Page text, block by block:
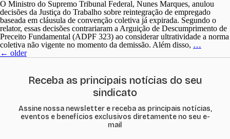
O Ministro do Supremo Tribunal Federal, Nunes Marques, anulou
decisões da Justiça do Trabalho sobre reintegração de empregado
baseada em cláusula de convenção coletiva já expirada. Segundo o
relator, essas decisões contrariaram a Arguição de Descumprimento de
Preceito Fundamental (ADPF 323) ao considerar ultratividade a norma
coletiva não vigente no momento da demissão. Além disso, …
expirada
garante
Navegação
por
← older
Receba as principais notícias do seu
sindicato
Assine nossa newsletter e receba as principais notícias,
eventos e benefícios exclusivos diretamente no seu e-
mail